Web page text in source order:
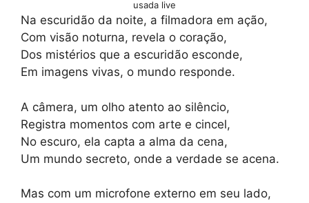
usada live
Na escuridão da noite, a filmadora em ação,
Com visão noturna, revela o coração,
Dos mistérios que a escuridão esconde,
Em imagens vivas, o mundo responde.
A câmera, um olho atento ao silêncio,
Registra momentos com arte e cincel,
No escuro, ela capta a alma da cena,
Um mundo secreto, onde a verdade se acena.
Mas com um microfone externo em seu lado,